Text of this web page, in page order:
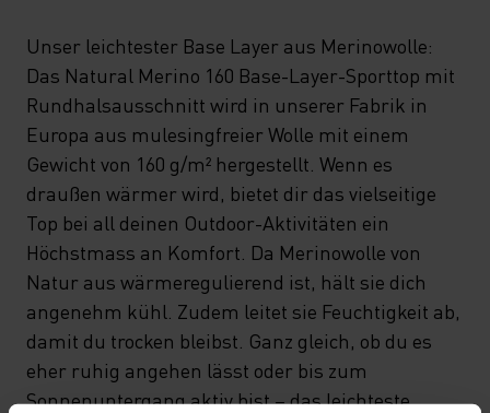
Unser leichtester Base Layer aus Merinowolle:
Das Natural Merino 160 Base-Layer-Sporttop mit
Rundhalsausschnitt wird in unserer Fabrik in
Europa aus mulesingfreier Wolle mit einem
Gewicht von 160 g/m² hergestellt. Wenn es
draußen wärmer wird, bietet dir das vielseitige
Top bei all deinen Outdoor-Aktivitäten ein
Höchstmass an Komfort. Da Merinowolle von
Natur aus wärmeregulierend ist, hält sie dich
angenehm kühl. Zudem leitet sie Feuchtigkeit ab,
damit du trocken bleibst. Ganz gleich, ob du es
eher ruhig angehen lässt oder bis zum
Sonnenuntergang aktiv bist – das leichteste